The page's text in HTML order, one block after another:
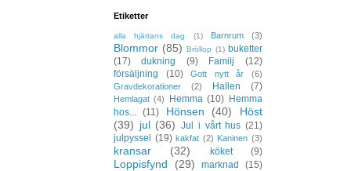
Etiketter
alla hjärtans dag (1) Barnrum (3)
Blommor (85) Bröllop (1) buketter
(17)
dukning (9) Familj
(12)
försäljning
(10) Gott nytt år
(6)
Gravdekorationer
(2) Hallen (7)
Hemlagat (4) Hemma (10) Hemma
hos...
(11) Hönsen (40)
Höst
(39) jul (36) Jul i vårt hus (21)
julpyssel
(19) kakfat (2) Kaninen (3)
kransar (32) köket (9)
Loppisfynd (29) marknad (15)